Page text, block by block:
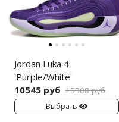
Jordan Luka 4
'Purple/White'
10545 руб 15308 руб
Выбрать
Nike Air Deldon
Nike Sabrina
Nike A’ja
Nike ST
Nike GT